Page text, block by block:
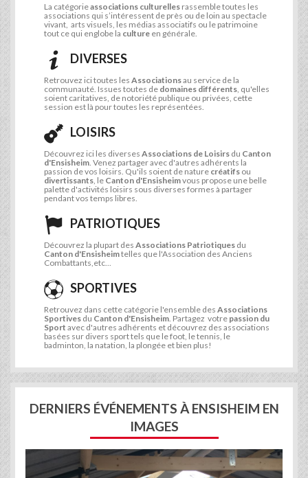
La catégorieassociations culturelles rassemble toutes les
associations qui s’intéressent de près ou de loin au spectacle
vivant, arts visuels, les médias associatifs ou le patrimoine
tout ce qui englobe la culture en générale.
DIVERSES
Retrouvez ici toutes les Associationsau service de la
communauté. Issues toutes de domaines différents , qu'elles
soient caritatives, de notoriété publique ou privées, cette
session est là pour toutes les représentées.
LOISIRS
Découvrez ici les diverses Associations de Loisirs du Canton
d'Ensisheim . Venez partager avec d'autres adhérents la
passion de vos loisirs. Qu'ils soient de nature créatifs ou
divertissants , le Canton d'Ensisheimvous propose une belle
palette d'activités loisirs sous diverses formes à partager
pendant vos temps libres.
PATRIOTIQUES
Découvrez la plupart des Associations Patriotiques du
Canton d'Ensisheimtelles que l'Association des Anciens
Combattants,etc...
SPORTIVES
Retrouvez dans cette catégorie l'ensemble des Associations
Sportives du Canton d'Ensisheim . Partagez votre passion du
Sport avec d'autres adhérents et découvrez des associations
basées sur divers sport tels que le foot, le tennis, le
badminton, la natation, la plongée et bien plus!
DERNIERS ÉVÉNEMENTS À ENSISHEIM EN
IMAGES